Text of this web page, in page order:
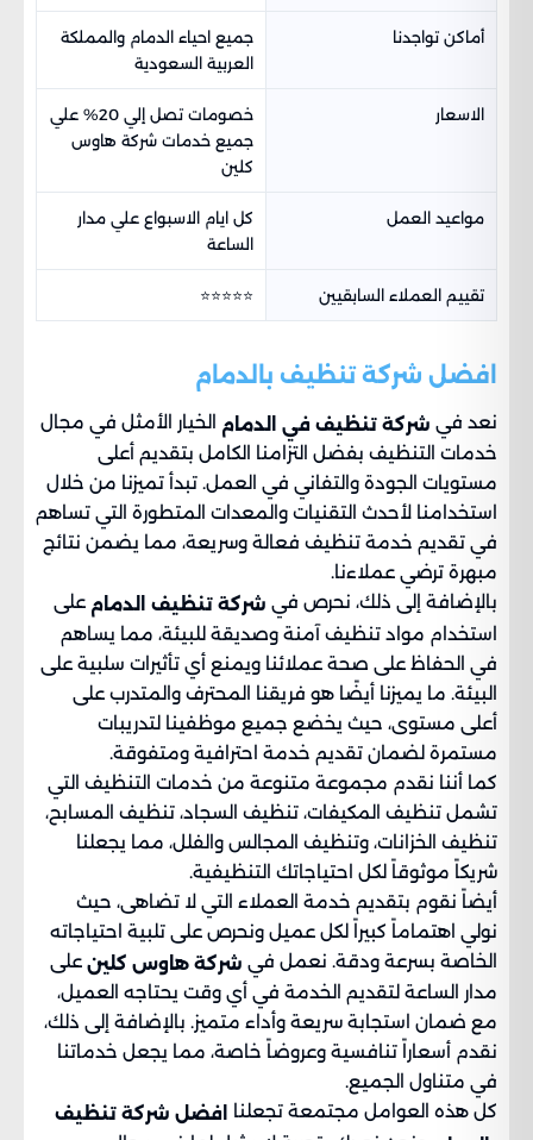
أماكن تواجدنا
جميع احياء الدمام والمملكة
العربية السعودية
الاسعار
خصومات تصل إلي 20% علي
جميع خدمات شركة هاوس
كلين
مواعيد العمل
كل ايام الاسبواع علي مدار
الساعة
تقييم العملاء السابقيين ⭐⭐⭐⭐⭐
افضل شركة تنظيف بالدمام
نعد في شركة تنظيف في الدمام الخيار الأمثل في مجال
خدمات التنظيف بفضل التزامنا الكامل بتقديم أعلى
مستويات الجودة والتفاني في العمل. تبدأ تميزنا من خلال
استخدامنا لأحدث التقنيات والمعدات المتطورة التي تساهم
في تقديم خدمة تنظيف فعالة وسريعة، مما يضمن نتائج
مبهرة ترضي عملاءنا.
بالإضافة إلى ذلك، نحرص في شركة تنظيف الدمام على
استخدام مواد تنظيف آمنة وصديقة للبيئة، مما يساهم
في الحفاظ على صحة عملائنا ويمنع أي تأثيرات سلبية على
البيئة. ما يميزنا أيضًا هو فريقنا المحترف والمتدرب على
أعلى مستوى، حيث يخضع جميع موظفينا لتدريبات
مستمرة لضمان تقديم خدمة احترافية ومتفوقة.
كما أننا نقدم مجموعة متنوعة من خدمات التنظيف التي
تشمل تنظيف المكيفات، تنظيف السجاد، تنظيف المسابح،
تنظيف الخزانات، وتنظيف المجالس والفلل، مما يجعلنا
شريكاً موثوقاً لكل احتياجاتك التنظيفية.
أيضاً نقوم بتقديم خدمة العملاء التي لا تضاهى، حيث
نولي اهتماماً كبيراً لكل عميل ونحرص على تلبية احتياجاته
الخاصة بسرعة ودقة. نعمل في شركة هاوس كلين على
مدار الساعة لتقديم الخدمة في أي وقت يحتاجه العميل،
مع ضمان استجابة سريعة وأداء متميز. بالإضافة إلى ذلك،
نقدم أسعاراً تنافسية وعروضاً خاصة، مما يجعل خدماتنا
في متناول الجميع.
كل هذه العوامل مجتمعة تجعلنا افضل شركة تنظيف